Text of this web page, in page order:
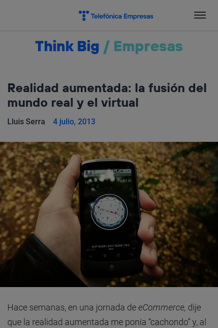
Think Big / Empresas
Realidad aumentada: la fusión del
mundo real y el virtual
Lluis Serra 4 julio, 2013
Hace semanas, en una jornada deeCommerce, dije
que la realidad aumentada me ponía “cachondo” y, al